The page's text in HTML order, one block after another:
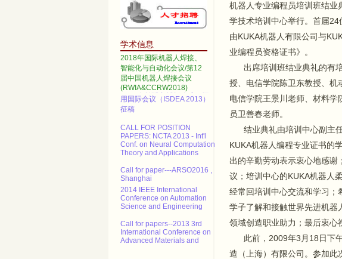
学术信息
2018年国际机器人焊接、
智能化与自动化会议/第12
届中国机器人焊接会议
(RWIA&CCRW2018)
Call for papers--2013 3rd
International Conference on
Advanced Materials and
Information Technology
Processing (AMITP 2013)
ICMSE Call for paper（EI）
2013年智能系统设计与工程应
用国际会议（ISDEA 2013）
征稿
CALL FOR POSITION
PAPERS: NCTA 2013 - Int'l
Conf. on Neural Computation
Theory and Applications
Call for paper---ARSO2016 ,
Shanghai
2014 IEEE International
Conference on Automation
Science and Engineering
Call for papers--2013 3rd
International Conference on
Advanced Materials and
Information Technology
Processing (AMITP 2013)
机器人专业编程员培训班结
学技术培训中心举行。首届
由KUKA机器人有限公司与
业编程员资格证书》。
出席培训班结业典礼的有培
授、电信学院陈卫东教授、机
电信学院王景川老师、材料学
员卫善春老师。
结业典礼由培训中心副主任
KUKA机器人编程专业证书的
出的辛勤劳动表示衷心地感
议；培训中心的KUKA机器人
经常回培训中心交流和学习；
学子了解和接触世界先进机器
领域创造职业助力；最后衷心
此前，2009年3月18日下午
造（上海）有限公司。参加此